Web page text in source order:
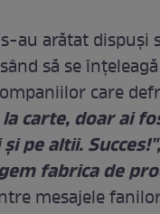
au arătat dispuşi
să se
care
carte, doar ai
pe altii.
fabrica de
mesajele